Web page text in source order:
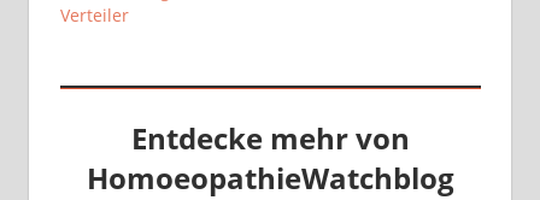
Verteiler
Entdecke mehr von
HomoeopathieWatchblog